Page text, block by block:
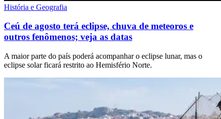
História e Geografia
Ceú de agosto terá eclipse, chuva de meteoros e
outros fenômenos; veja as datas
A maior parte do país poderá acompanhar o eclipse lunar, mas o
eclipse solar ficará restrito ao Hemisfério Norte.